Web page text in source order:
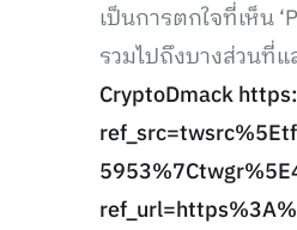
เป็นการตกใจที่เห็น
รวมไปถึงบางส่วนที่
CryptoDmack